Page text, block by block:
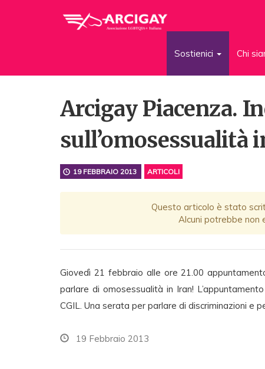
Sostienici Chi
Arcigay Piacenza.
sull’omosessualità
19 FEBBRAIO 2013 ARTICOLI
Questo articolo è stato
Alcuni potrebbe non
Giovedì 21 febbraio alle ore 21.00
parlare di omosessualità in Iran!
CGIL. Una serata per parlare di discriminazioni e
19 Febbraio 2013